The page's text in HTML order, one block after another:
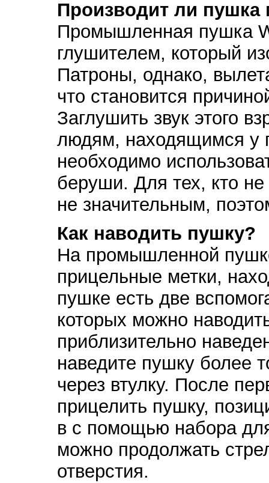
Производит ли
Промышленная пушка
глушителем, который
Патроны, однако,
что становится
Заглушить звук этого
людям, находящимся у
необходимо
беруши. Для тех, кто
не значительным,
Как наводить пушку?
На промышленной
прицельные метки,
пушке есть две
которых можно
приблизительно
наведите пушку более
через втулку. После
прицелить пушку,
в с помощью набора
можно продолжать
отверстия.